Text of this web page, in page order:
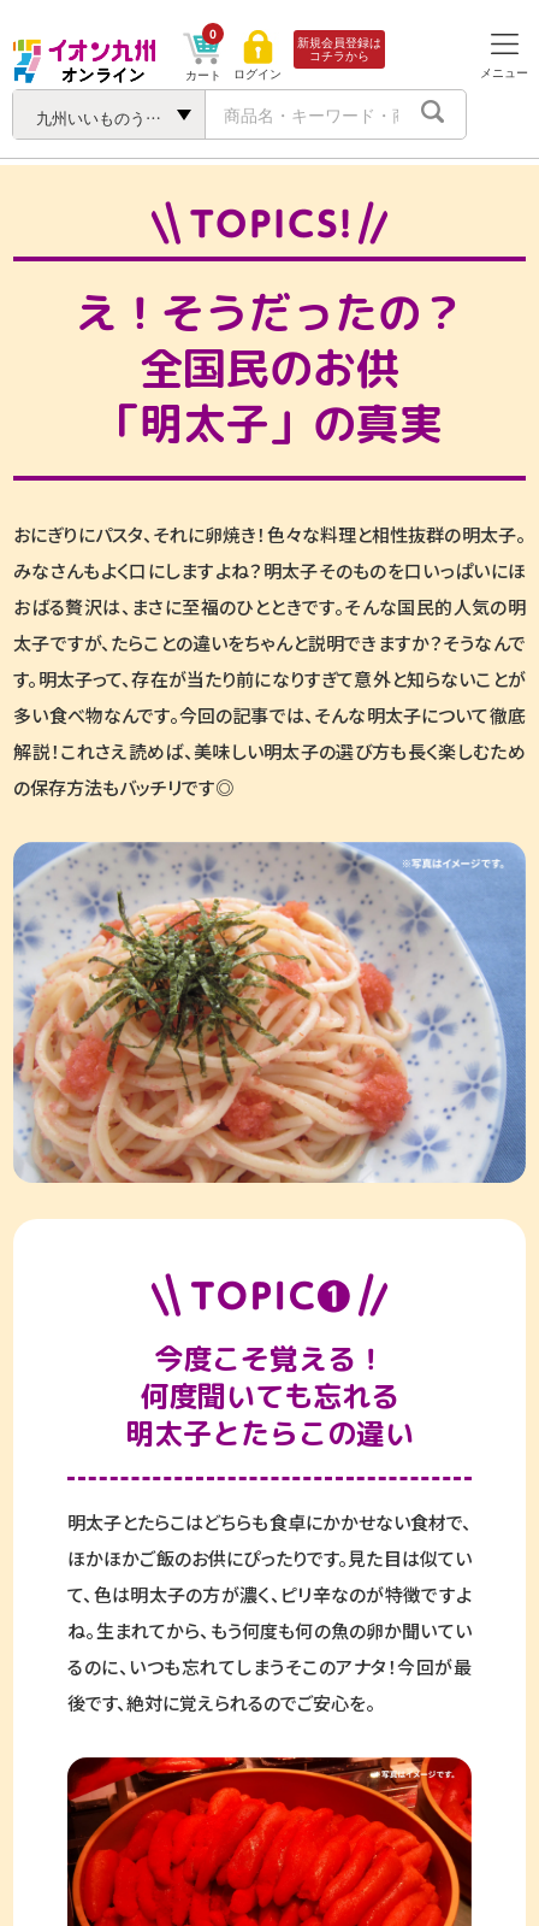
九州いいものうまいもの
カート
0
ログイン
新規会員登録は
コチラから
メニュー
え！そうだったの？
全国民のお供
「明太子」の真実
おにぎりにパスタ、それに卵焼き！色々な料理と相性抜群の明太子。
みなさんもよく口にしますよね？明太子そのものを口いっぱいにほ
おばる贅沢は、まさに至福のひとときです。そんな国民的人気の明
太子ですが、たらことの違いをちゃんと説明できますか？そうなんで
す。明太子って、存在が当たり前になりすぎて意外と知らないことが
多い食べ物なんです。今回の記事では、そんな明太子について徹底
解説！これさえ読めば、美味しい明太子の選び方も長く楽しむため
の保存方法もバッチリです◎
今度こそ覚える！
何度聞いても忘れる
明太子とたらこの違い
明太子とたらこはどちらも食卓にかかせない食材で、
ほかほかご飯のお供にぴったりです。見た目は似てい
て、色は明太子の方が濃く、ピリ辛なのが特徴ですよ
ね。生まれてから、もう何度も何の魚の卵か聞いてい
るのに、いつも忘れてしまうそこのアナタ！今回が最
後です、絶対に覚えられるのでご安心を。